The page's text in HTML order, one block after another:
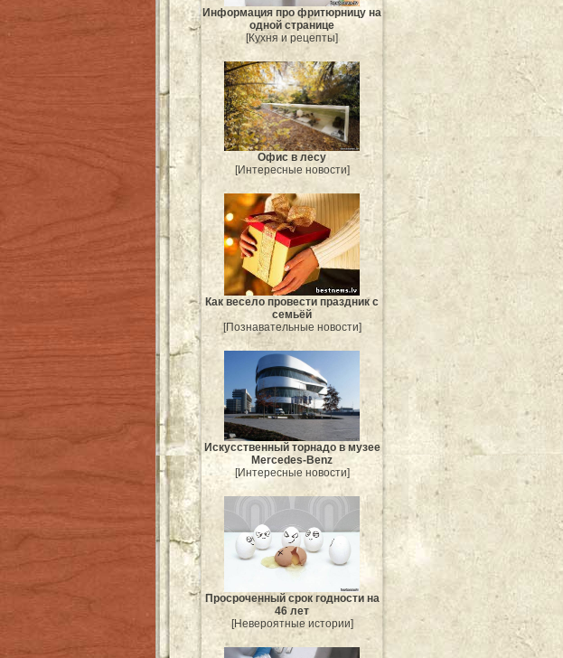
Информация про фритюрницу на
одной странице
[Кухня и рецепты]
Офис в лесу
[Интересные новости]
Как весело провести праздник с
семьёй
[Познавательные новости]
Искусственный торнадо в музее
Mercedes-Benz
[Интересные новости]
Просроченный срок годности на
46 лет
[Невероятные истории]